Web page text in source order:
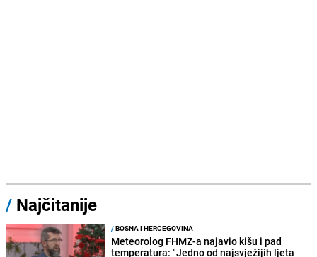
/ Najčitanije
/BOSNA I HERCEGOVINA
Meteorolog FHMZ-a najavio kišu i pad
temperatura: "Jedno od najsvježijih ljeta